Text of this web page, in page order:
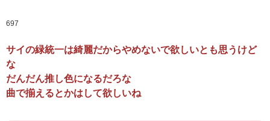
697
サイの緑統一は綺麗だからやめないで欲しいとも思うけど
な
だんだん推し色になるだろな
曲で揃えるとかはして欲しいね